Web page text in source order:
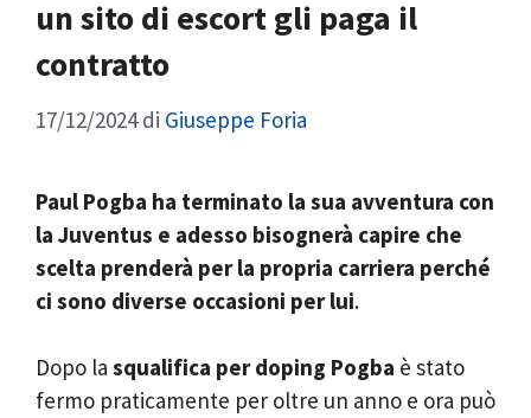
un sito di escort gli paga il
contratto
17/12/2024 di Giuseppe Foria
Paul Pogba ha terminato la sua avventura con
la Juventus e adesso bisognerà capire che
scelta prenderà per la propria carriera perché
ci sono diverse occasioni per lui.
Dopo la squalifica per doping Pogba è stato
fermo praticamente per oltre un anno e ora può